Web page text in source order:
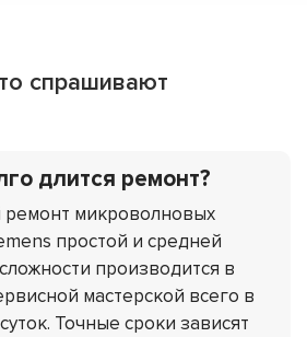
спрашивают
длится ремонт?
микроволновых
простой и средней
производится в
мастерской всего в
Точные сроки зависят